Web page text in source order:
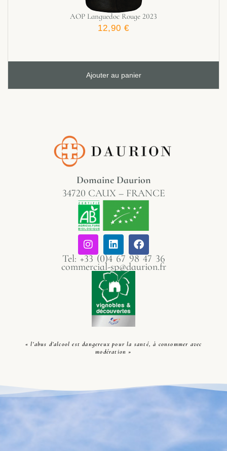
AOP Languedoc Rouge 2023
12,90 €
Ajouter au panier
Domaine Daurion
34720 CAUX – FRANCE
Tel: +33 (0)4 67 98 47 36
commercial-sp@daurion.fr
« l’abus d’alcool est dangereux pour la santé, à consommer avec
modération »